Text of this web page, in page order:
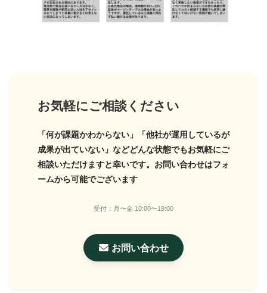
お気軽にご相談ください
「何が課題かわからない」「他社が運用しているが
成果が出ていない」などどんな状態でもお気軽にご
相談いただけますと幸いです。お問い合わせはフォ
ームから可能でございます
受付：月〜金 10:00〜19:00
お問い合わせ